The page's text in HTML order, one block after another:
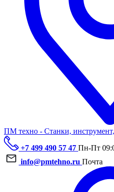
ПМ техно - Станки, инструмент,
+7 499 490 57 47 Пн-Пт
info@pmtehno.ru Почта